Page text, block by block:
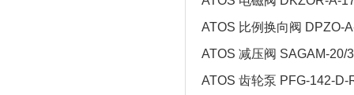
ATOS 比例换向阀 DPZO-
ATOS 减压阀 SAGAM-20/
ATOS 齿轮泵 PFG-142-D-